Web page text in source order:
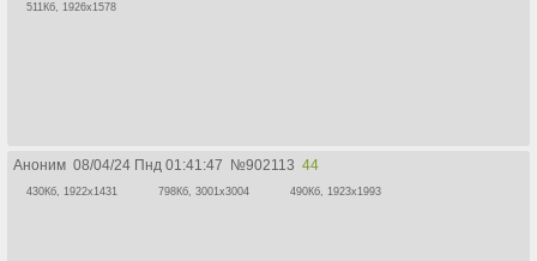
511Кб, 1926x1578
Аноним 08/04/24 Пнд 01:41:47 №902113 44
430Кб, 1922x1431 798Кб, 3001x3004 490Кб, 1923x1993